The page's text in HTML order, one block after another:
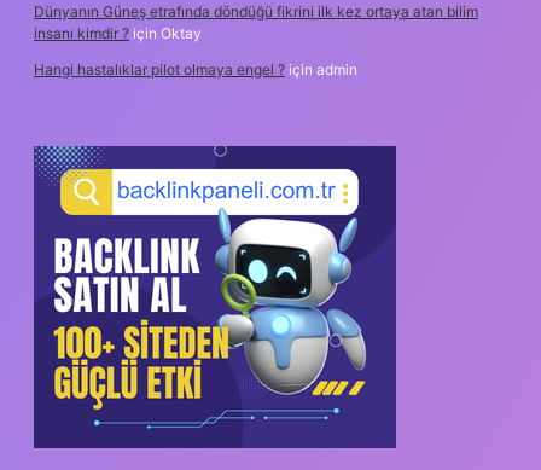
Dünyanın Güneş etrafında döndüğü fikrini ilk kez ortaya atan bilim
insanı kimdir ? için Oktay
Hangi hastalıklar pilot olmaya engel ? için admin